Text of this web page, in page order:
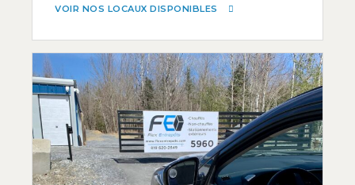
VOIR NOS LOCAUX DISPONIBLES